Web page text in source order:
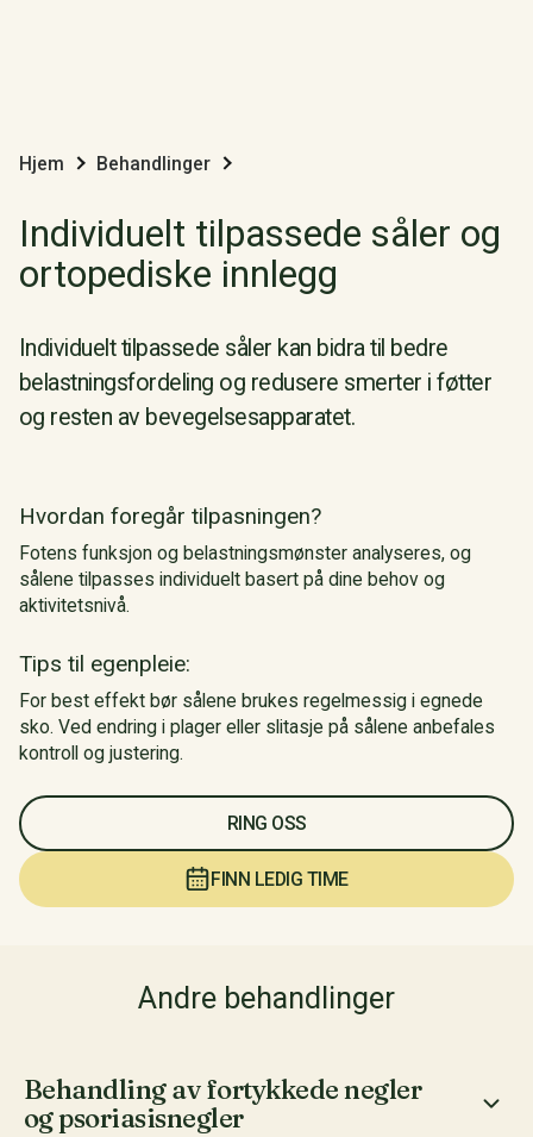
Hjem Behandlinger
Individuelt tilpassede såler og
ortopediske innlegg
Individuelt tilpassede såler kan bidra til bedre
belastningsfordeling og redusere smerter i føtter
og resten av bevegelsesapparatet.
Hvordan foregår tilpasningen?
Fotens funksjon og belastningsmønster analyseres, og
sålene tilpasses individuelt basert på dine behov og
aktivitetsnivå.
Tips til egenpleie:
For best effekt bør sålene brukes regelmessig i egnede
sko. Ved endring i plager eller slitasje på sålene anbefales
kontroll og justering.
FINN LEDIG TIME
RING OSS
Andre behandlinger
Behandling av fortykkede negler
og psoriasisnegler